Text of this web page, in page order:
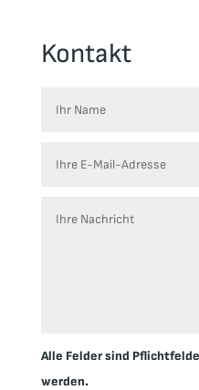
Kontakt
Alle Felder sind
werden.